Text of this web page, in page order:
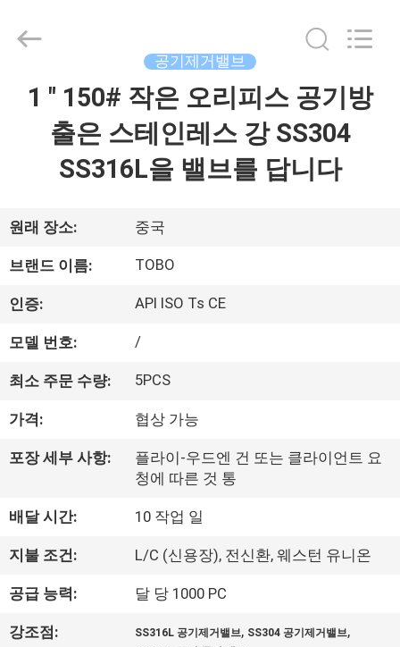
우
리
에
여
장
여
행
CHINA.
공기제거밸브
1 " 150# 작은 오리피스 공기방
출은 스테인레스 강 SS304
SS316L을 밸브를 답니다
원래 장소: 중국
브랜드 이름: TOBO
인증: API ISO Ts CE
모델 번호: /
최소 주문 수량: 5PCS
가격: 협상 가능
포장 세부 사항:
플라이-우드엔 건 또는 클라이언트 요
청에 따른 것 통
배달 시간: 10 작업 일
지불 조건: L/C (신용장), 전신환, 웨스턴 유니온
공급 능력: 달 당 1000 PC
강조점: SS316L 공기제거밸브, SS304 공기제거밸브,